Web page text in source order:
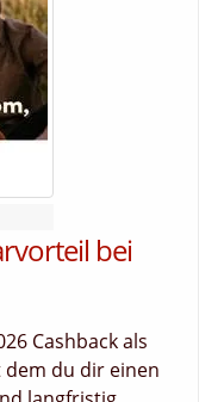
bei
Cashback als
du dir einen